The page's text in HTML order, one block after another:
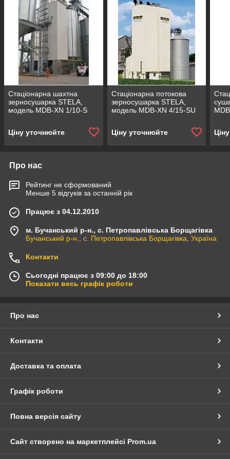
Стаціонарна шахтна
зерносушарка STELA,
модель MDB-XN 1/10-S
Ціну уточнюйте
Стаціонарна потокова
зерносушарка STELA,
модель MDB-XN 4/15-SU
Ціну уточнюйте
Про нас
Рейтинг не сформований
Менше 5 відгуків за останній рік
Працює з 04.12.2010
м. Бучанський р-н., с. Петропавлівська Борщагівка
Бучанський р-н., с. Петропавлівська Борщагівка, Україна
Контакти
Сьогодні працює з 09:00 до 18:00
Показати весь графік роботи
Про нас
Контакти
Доставка та оплата
Графік роботи
Повна версія сайту
Сайт створено на маркетплейсі Prom.ua